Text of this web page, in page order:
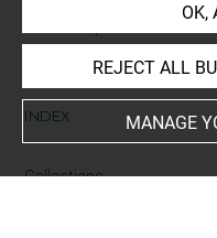
room for prints and
INDEX
Collections
OK,
REJECT ALL
MANAGE